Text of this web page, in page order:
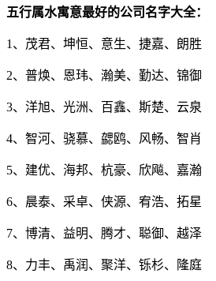
五行属水寓意最好的公司名字大全：
1、茂君、坤恒、意生、捷嘉、朗胜
2、普焕、恩玮、瀚美、勤达、锦御
3、洋旭、光洲、百鑫、斯楚、云泉
4、智河、骁慕、勰鸥、风畅、智肖
5、建优、海邦、杭豪、欣飚、嘉瀚
6、晨泰、采卓、侠源、宥浩、拓星
7、博清、益明、腾才、聪御、越泽
8、力丰、禹润、聚洋、铄杉、隆庭